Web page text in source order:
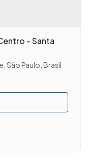
- Santa
São Paulo Brasil